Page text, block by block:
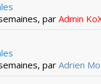
par Admin
par Adrien Mo